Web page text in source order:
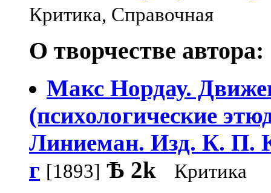
Критика, Справочная
О творчестве автора:
Макс Нордау.
(психологические
Линиеман. Изд. К. П.
г [1893] Ѣ 2k Критика